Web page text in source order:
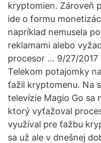
kryptomien. Zároveň
ide o formu
napríklad nemusela
reklamami alebo
procesor … 9/27/2017
Telekom potajomky
ťažil kryptomenu. Na
televízie Magio Go sa
ktorý vyťažoval
využíval pre ťažbu
sa už ale v dnešnej